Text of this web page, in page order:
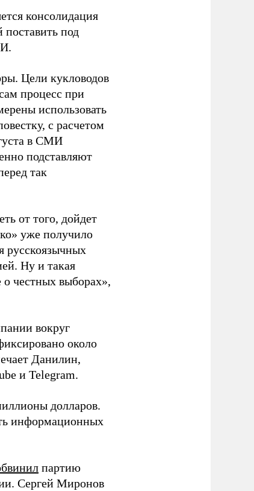
консолидация
поставить под
Цели кукловодов
процесс при
использовать
с расчетом
в СМИ
подставляют
так
от того, дойдет
уже получило
русскоязычных
Ну и такая
о честных выборах»,
вокруг
около
Данилин,
и Telegram.
долларов.
информационных
партию
Сергей Миронов